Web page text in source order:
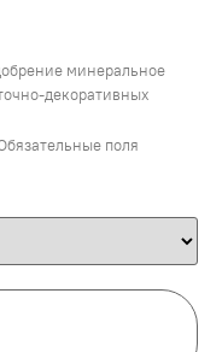
минеральное
декоративных
поля